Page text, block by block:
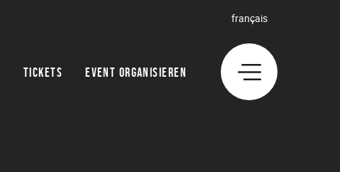
TICKETS EVENT ORGANISIEREN
français